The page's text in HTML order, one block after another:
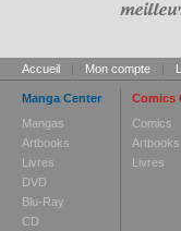
Accueil | Mon compte |
Manga Center
Mangas
Artbooks
Livres
DVD
Blu-Ray
CD
Comics
Comics
Artbooks
Livres